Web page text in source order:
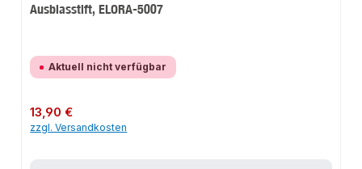
Ausblasstift, ELORA-5007
Aktuell nicht verfügbar
Regulärer Preis:
13,90 €
zzgl. Versandkosten